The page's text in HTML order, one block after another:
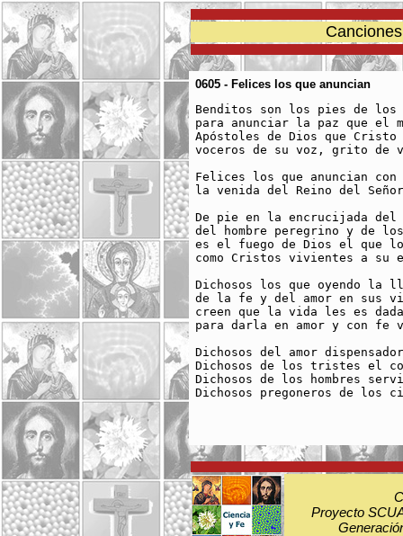
0605 - Felices los que anuncian
Benditos son los pies de los
para anunciar la paz que el
Apóstoles de Dios que Cristo
voceros de su voz, grito de
Felices los que anuncian con
la venida del Reino del
De pie en la encrucijada del
del hombre peregrino y de
es el fuego de Dios el que
como Cristos vivientes a su
Dichosos los que oyendo la
de la fe y del amor en sus
creen que la vida les es dada
para darla en amor y con fe
Dichosos del amor
Dichosos de los tristes el
Dichosos de los hombres
Dichosos pregoneros de los
Proyecto